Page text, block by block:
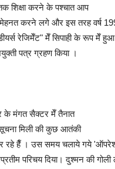
शिक्षा करने के पश्चात आप
करने लगे और इस तरह वर्ष
रेजिमेँट" मेँ सिपाही के रूप मेँ
पत्र ग्रहण किया ।
के मंगत सैक्टर मेँ तैनात
मिली की कुछ आतंकी
रहे हैँ । उस समय चलाये गये
परिचय दिया। दुश्मन की